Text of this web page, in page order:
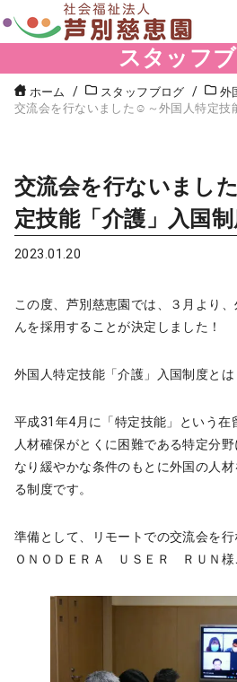
スタッフ
ホーム スタッフブログ
外
交流会を行ないました☺～外国人特定技
交流会を行ないまし
定技能「介護」入国制
2023.01.20
この度、芦別慈恵園では、３月より
んを採用することが決定しました！
外国人特定技能「介護」入国制度と
平成31年4月に「特定技能」という在
人材確保がとくに困難である特定分
なり緩やかな条件のもとに外国の人
る制度です。
準備として、リモートでの交流会を
ＯＮＯＤＥＲＡ ＵＳＥＲ ＲＵＮ様